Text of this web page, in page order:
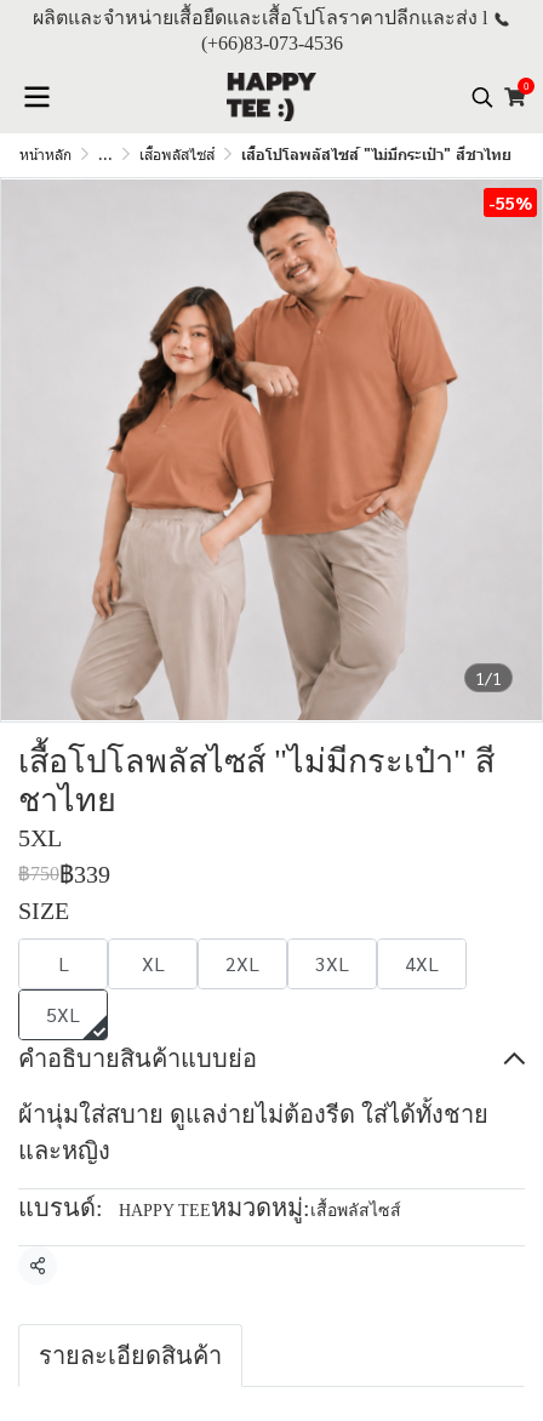
ผลิตและจำหน่ายเสื้อยืดและเสื้อโปโลราคาปลีกและส่ง l
(+66)83-073-4536
0
หน้าหลัก ... เสื้อพลัสไซส์ เสื้อโปโลพลัสไซส์ "ไม่มีกระเป๋า" สีชาไทย
1/1
-55%
เสื้อโปโลพลัสไซส์ "ไม่มีกระเป๋า" สี
ชาไทย
5XL
฿750฿339
SIZE
L XL 2XL 3XL
4XL
5XL
คำอธิบายสินค้าแบบย่อ
ผ้านุ่มใส่สบาย ดูแลง่ายไม่ต้องรีด ใส่ได้ทั้งชาย
และหญิง
แบรนด์: HAPPY TEEหมวดหมู่: เสื้อพลัสไซส์
แชร์
รายละเอียดสินค้า